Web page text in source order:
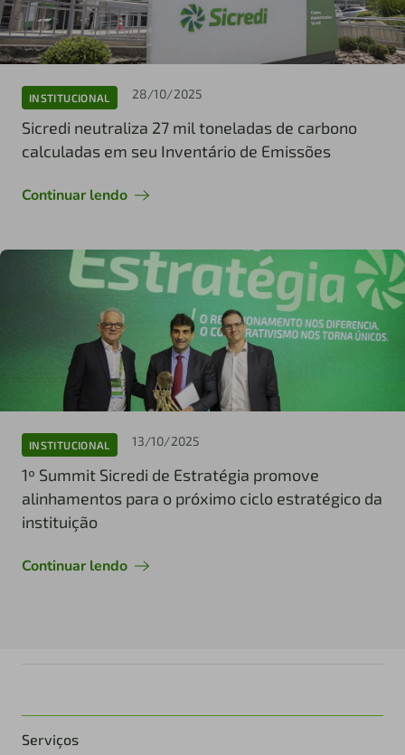
INSTITUCIONAL 28/10/2025
Sicredi neutraliza 27 mil toneladas de carbono
calculadas em seu Inventário de Emissões
Continuar lendo
INSTITUCIONAL 13/10/2025
1º Summit Sicredi de Estratégia promove
alinhamentos para o próximo ciclo estratégico da
instituição
Continuar lendo
Serviços